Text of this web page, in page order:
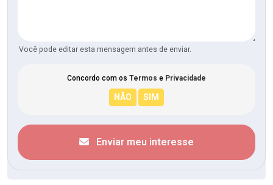
Você pode editar esta mensagem antes de enviar.
Concordo com os Termos e Privacidade
Enviar meu interesse